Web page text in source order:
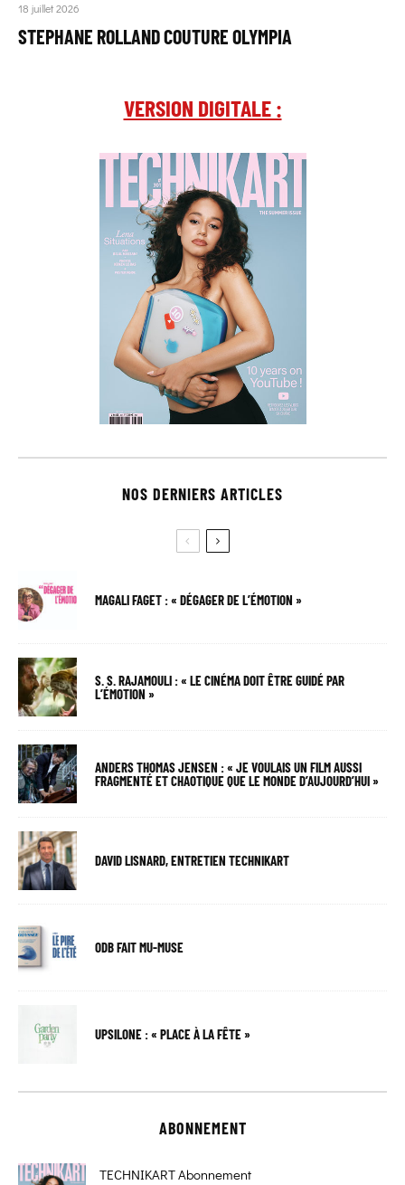
18 juillet 2026
STEPHANE ROLLAND COUTURE OLYMPIA
VERSION DIGITALE :
NOS DERNIERS ARTICLES
MAGALI FAGET : « DÉGAGER DE L’ÉMOTION »
S. S. RAJAMOULI : « LE CINÉMA DOIT ÊTRE GUIDÉ PAR
L’ÉMOTION »
ANDERS THOMAS JENSEN : « JE VOULAIS UN FILM AUSSI
FRAGMENTÉ ET CHAOTIQUE QUE LE MONDE D’AUJOURD’HUI »
DAVID LISNARD, ENTRETIEN TECHNIKART
ODB FAIT MU-MUSE
UPSILONE : « PLACE À LA FÊTE »
ABONNEMENT
TECHNIKART Abonnement